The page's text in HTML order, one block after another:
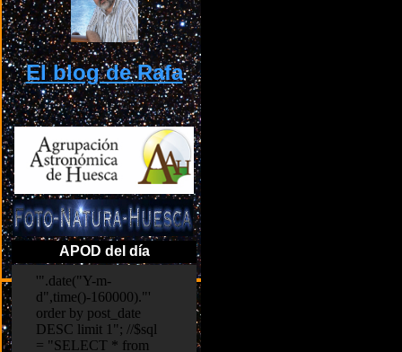
El blog de Rafa
APOD del día